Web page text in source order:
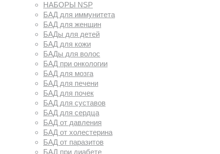
НАБОРЫ NSP
БАД для иммунитета
БАД для женщин
БАДы для детей
БАД для кожи
БАДы для волос
БАД при онкологии
БАД для мозга
БАД для печени
БАД для почек
БАД для суставов
БАД для сердца
БАД от давления
БАД от холестерина
БАД от паразитов
БАД при диабете